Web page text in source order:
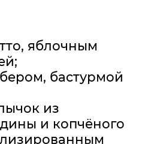
яблочным
бастурмой
из
и копчёного